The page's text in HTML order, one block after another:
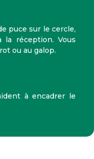
puce sur le cercle,
réception. Vous
ou au galop.
à encadrer le